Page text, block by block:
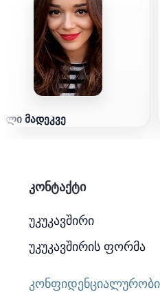
მადეკვე
კონტაქტი
უკუკავშირი
უკუკავშირის ფორმა